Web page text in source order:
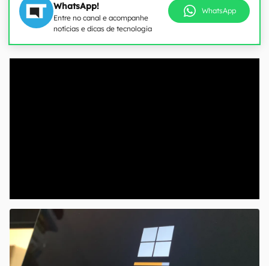
WhatsApp!
Entre no canal e acompanhe
notícias e dicas de tecnologia
WhatsApp